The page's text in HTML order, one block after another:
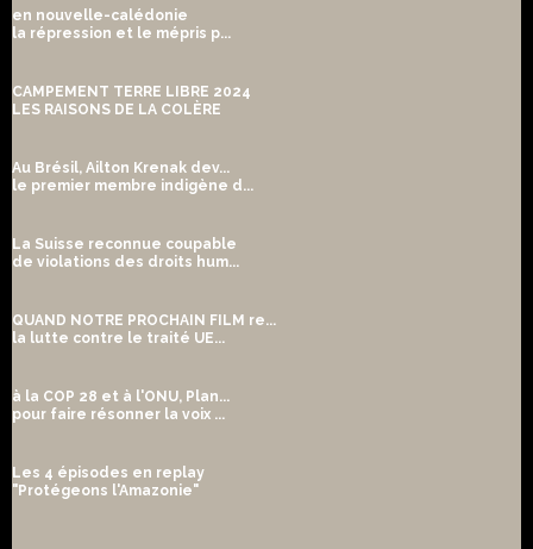
en nouvelle-calédonie
la répression et le mépris p...
CAMPEMENT TERRE LIBRE 2024
LES RAISONS DE LA COLÈRE
Au Brésil, Ailton Krenak dev...
le premier membre indigène d...
La Suisse reconnue coupable
de violations des droits hum...
QUAND NOTRE PROCHAIN FILM re...
la lutte contre le traité UE...
à la COP 28 et à l'ONU, Plan...
pour faire résonner la voix ...
Les 4 épisodes en replay
"Protégeons l'Amazonie"